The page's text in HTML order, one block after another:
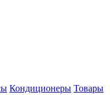
Кондиционеры Товары